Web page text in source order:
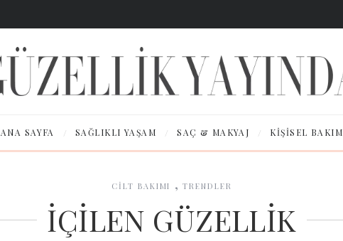
ANA SAYFA / SAĞLIKLI YAŞAM / SAÇ & MAKYAJ / KIŞISEL BAKIM
CİLT BAKIMI , TRENDLER
İÇİLEN GÜZELLİK